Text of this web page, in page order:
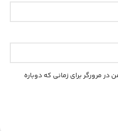
مرورگر برای زمانی که دوباره